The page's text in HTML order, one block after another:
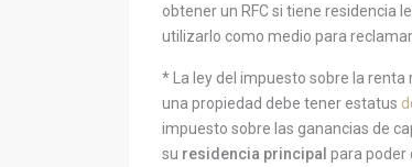
obtener un RFC si tiene residencia
utilizarlo como medio para
*
La ley del impuesto sobre la
una propiedad debe tener estatus
impuesto sobre las ganancias de
su residencia principal para poder